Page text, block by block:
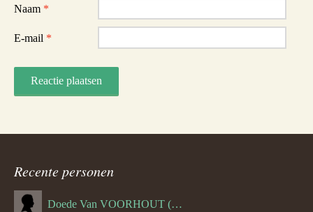
Naam *
E-mail *
Recente personen
Doede Van VOORHOUT (Van FORNEHOLT) (--1101)